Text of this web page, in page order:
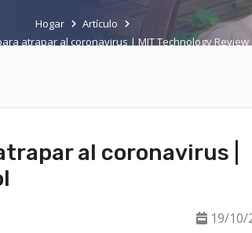
Hogar
Artículo
atrapar al coronavirus | MIT Technology
al coronavirus |
19/10/